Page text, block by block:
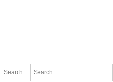
Search ...